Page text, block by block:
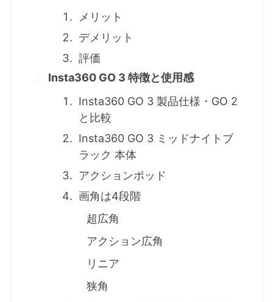
メリット
デメリット
評価
Insta360 GO 3 特徴と使用感
Insta360 GO 3 製品仕様・GO 2
と比較
Insta360 GO 3 ミッドナイトブ
ラック 本体
アクションポッド
画角は4段階
超広角
アクション広角
リニア
狭角